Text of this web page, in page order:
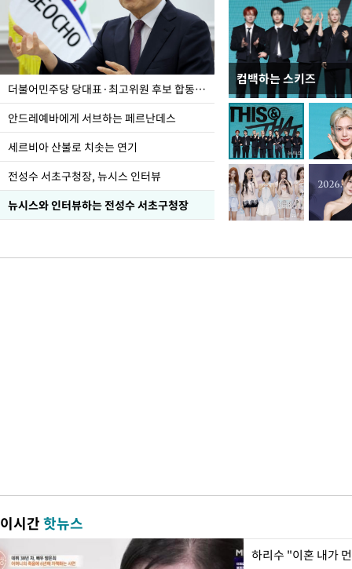
더불어민주당 당대표·최고위원 후보 합동연설회
안드레예바에게 서브하는 페르난데스
세르비아 산불로 치솟는 연기
전성수 서초구청장, 뉴시스 인터뷰
뉴시스와 인터뷰하는 전성수 서초구청장
컴백하는 스키즈
이 대통령, 국가폭력
가 책임지고 치유"
이시간핫뉴스
하리수 "이혼 내가